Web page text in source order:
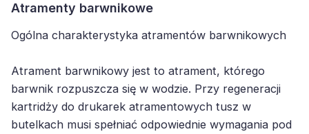
Atramenty barwnikowe
Ogólna charakterystyka atramentów barwnikowych
Atrament barwnikowy jest to atrament, którego
barwnik rozpuszcza się w wodzie. Przy regeneracji
kartridży do drukarek atramentowych tusz w
butelkach musi spełniać odpowiednie wymagania pod